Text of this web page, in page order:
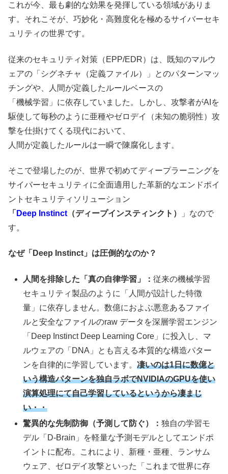
これが今、最も劇的な効果を発揮している領域がありま
す。それこそが、巧妙化・高難度化を極めるサイバーセキ
ュリティの世界です。
従来のセキュリティ対策（EPP/EDR）は、既知のマルウ
ェアの「シグネチャ（定義ファイル）」とのパターンマッ
チングや、人間が定義したルールベースの
「機械学習」に依存していました。しかし、攻撃者がAIを
駆使して毎秒のように亜種やゼロデイ（未知の脆弱性）攻
撃を仕掛けてくる現代において、
人間が定義したルールは一瞬で陳腐化します。
そこで登場したのが、世界で初めてディープラーニングを
サイバーセキュリティに全面適用した革新的なエンドポイ
ントセキュリティソリューション
「 Deep Instinct （ディープインスティンクト）
」なので
す。
なぜ「 Deep Instinct 」は圧倒的なのか？
人間を排除した「真の自律学習」：従来の機械学習
セキュリティ製品のように「人間が設計した特徴
量」に依存しません。数億におよぶ悪意あるファイ
ルと安全なファイルのraw データを深層学習エンジン
「Deep Instinct Deep Learning Core」に投入し、マ
ルウェアの「DNA」とも言える本質的な構造パター
ンを自律的に学習しています。凄いのは1日に数億と
いう構造パターンを独自ラボでNVIDIAのGPUを使い
演算処理にて自己学習しているというから凄まじ
い・・
驚異的な先制防御（予測して防ぐ）：独自の学習モ
デル「D-Brain」を軽量な予測モデルとしてエンドポ
イントに配布。これにより、新種・亜種、ランサム
ウェア、ゼロデイ攻撃といった「これまで世界に存